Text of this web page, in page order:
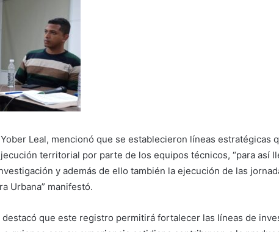
Leal, mencionó que se establecieron líneas estratégicas
territorial por parte de los equipos técnicos, “para así
y además de ello también la ejecución de las
Urbana” manifestó.
destacó que este registro permitirá fortalecer las líneas de